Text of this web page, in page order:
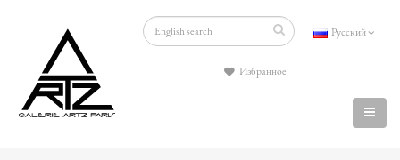
Русский
Избранное